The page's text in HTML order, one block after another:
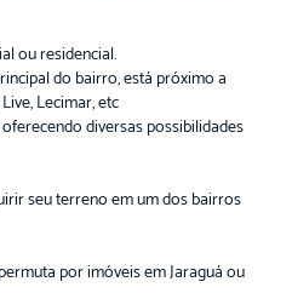
ou residencial.
do bairro, está próximo a
Lecimar, etc
oferecendo diversas possibilidades
seu terreno em um dos bairros
por imóveis em Jaraguá ou